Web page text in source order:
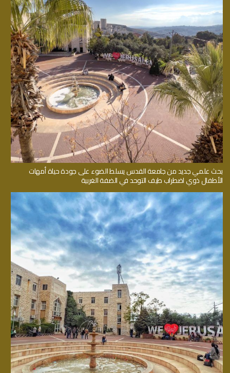
بحث علمي جديد من جامعة القدس يسلط الضوء على جودة حياة أمهات
الأطفال ذوي اضطراب طيف التوحد في الضفة الغربية